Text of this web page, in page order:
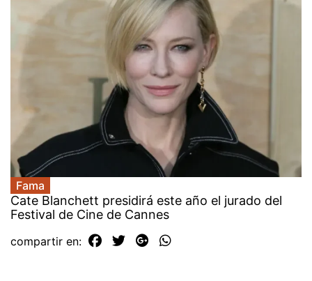
Fama
Cate Blanchett presidirá este año el jurado del
Festival de Cine de Cannes
compartir en: